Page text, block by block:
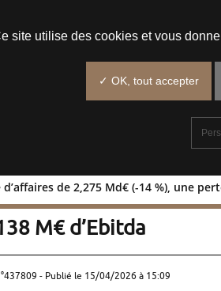
de 2,275 Md€ (-14 %), une
d’affaires de 2,275
M€ d’Ebitda
- Publié le 15/04/2026 à 15:09
site utilise des cookies et vous
✓ OK, tout accepter